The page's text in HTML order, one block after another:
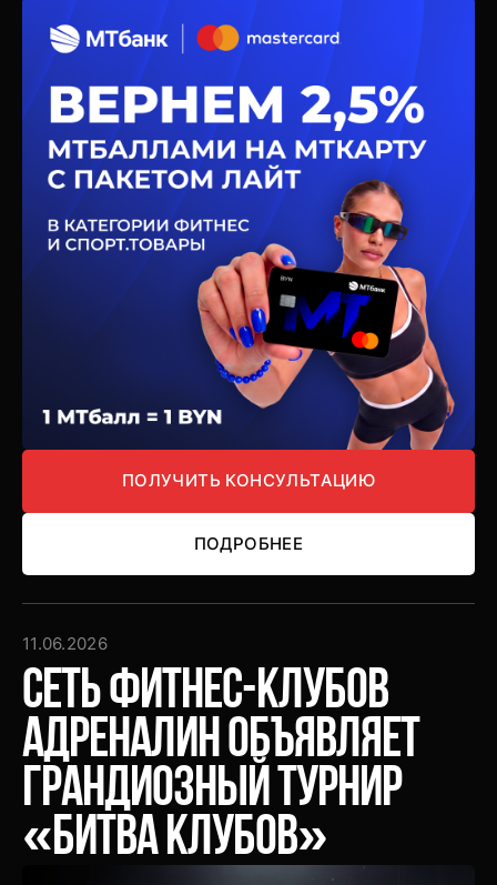
ПОЛУЧИТЬ КОНСУЛЬТАЦИЮ
ПОДРОБНЕЕ
11.06.2026
Сеть фитнес-клубов
Адреналин объявляет
грандиозный турнир
«Битва Клубов»